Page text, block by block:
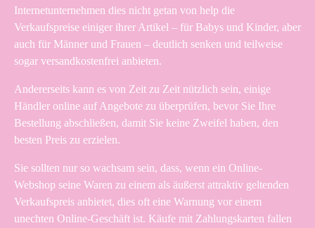
Internetunternehmen dies nicht getan von help die
Verkaufspreise einiger ihrer Artikel – für Babys und Kinder, aber
auch für Männer und Frauen – deutlich senken und teilweise
sogar versandkostenfrei anbieten.
Andererseits kann es von Zeit zu Zeit nützlich sein, einige
Händler online auf Angebote zu überprüfen, bevor Sie Ihre
Bestellung abschließen, damit Sie keine Zweifel haben, den
besten Preis zu erzielen.
Sie sollten nur so wachsam sein, dass, wenn ein Online-
Webshop seine Waren zu einem als äußerst attraktiv geltenden
Verkaufspreis anbietet, dies oft eine Warnung vor einem
unechten Online-Geschäft ist. Käufe mit Zahlungskarten fallen